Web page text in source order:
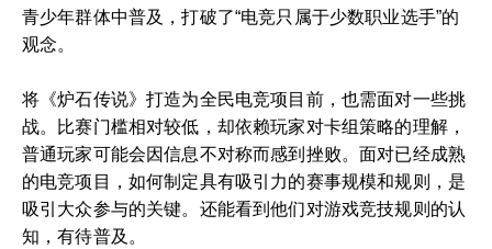
青少年群体中普及，打破了“电竞只属于少数职业选手”的
观念。
将《炉石传说》打造为全民电竞项目前，也需面对一些挑
战。比赛门槛相对较低，却依赖玩家对卡组策略的理解，
普通玩家可能会因信息不对称而感到挫败。面对已经成熟
的电竞项目，如何制定具有吸引力的赛事规模和规则，是
吸引大众参与的关键。还能看到他们对游戏竞技规则的认
知，有待普及。